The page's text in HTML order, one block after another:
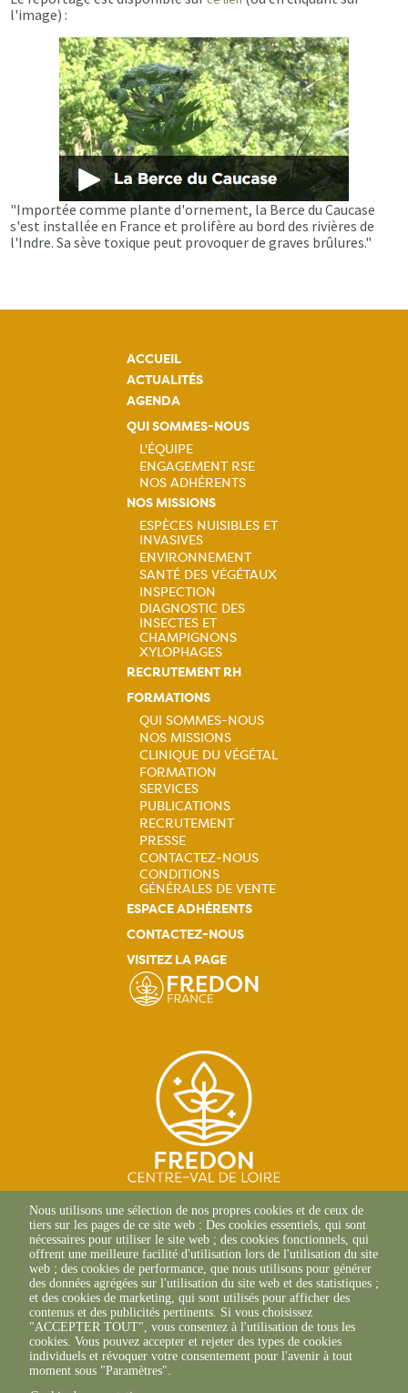
l'image) :
"Importée comme plante d'ornement, la Berce du Caucase
s'est installée en France et prolifère au bord des rivières de
l'Indre. Sa sève toxique peut provoquer de graves brûlures."
ACCUEIL
ACTUALITÉS
AGENDA
QUI SOMMES-NOUS
Navigation
principale
L'ÉQUIPE
ENGAGEMENT RSE
NOS ADHÉRENTS
NOS MISSIONS
Navigation
principale
ESPÈCES NUISIBLES ET
INVASIVES
ENVIRONNEMENT
SANTÉ DES VÉGÉTAUX
INSPECTION
DIAGNOSTIC DES
INSECTES ET
CHAMPIGNONS
XYLOPHAGES
RECRUTEMENT RH
FORMATIONS
Navigation
principale
QUI SOMMES-NOUS
NOS MISSIONS
CLINIQUE DU VÉGÉTAL
FORMATION
SERVICES
PUBLICATIONS
RECRUTEMENT
PRESSE
CONTACTEZ-NOUS
CONDITIONS
GÉNÉRALES DE VENTE
ESPACE ADHÉRENTS
CONTACTEZ-NOUS
VISITEZ LA PAGE
SITE D'ORLÉANS
13 Av. des Droits de
l'Homme
45000 Orléans
02 38 42 13 88 (Composer le
canal 1)
SITE DE CHAMBRAY-LÈS-
TOURS
9 ter Rue Augustin Fresnel
37170 Chambray-Les-Tours
Nous utilisons une sélection de nos propres cookies et de ceux de
tiers sur les pages de ce site web : Des cookies essentiels, qui sont
nécessaires pour utiliser le site web ; des cookies fonctionnels, qui
offrent une meilleure facilité d'utilisation lors de l'utilisation du site
web ; des cookies de performance, que nous utilisons pour générer
des données agrégées sur l'utilisation du site web et des statistiques ;
et des cookies de marketing, qui sont utilisés pour afficher des
contenus et des publicités pertinents. Si vous choisissez
"ACCEPTER TOUT", vous consentez à l'utilisation de tous les
cookies. Vous pouvez accepter et rejeter des types de cookies
individuels et révoquer votre consentement pour l'avenir à tout
moment sous "Paramètres".